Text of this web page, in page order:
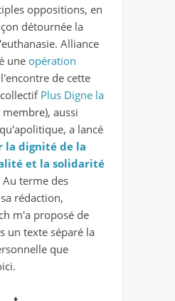
oppositions, en
détournée la
Alliance
uneopération
de cette
Plus Digne la
aussi
a lancé
la dignité de la
et la solidarité
Au terme des
rédaction,
m'a proposé de
un texte séparé la
que
♦